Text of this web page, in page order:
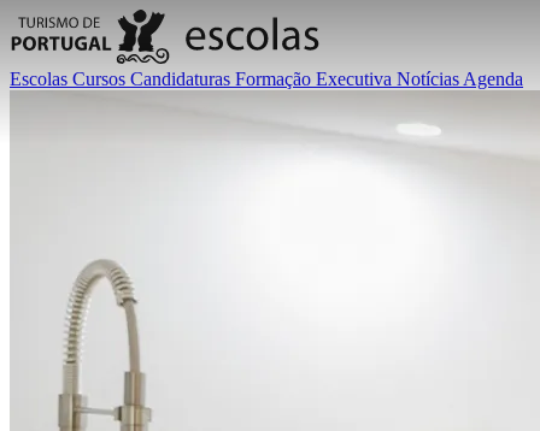
Escolas Cursos Candidaturas Formação Executiva Notícias Agenda